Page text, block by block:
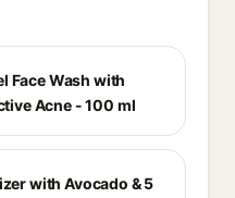
Face Wash with
Acne - 100 ml
with Avocado & 5